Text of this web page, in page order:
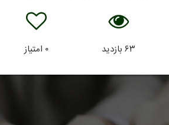
۶۳بازدید ۰ امتیاز